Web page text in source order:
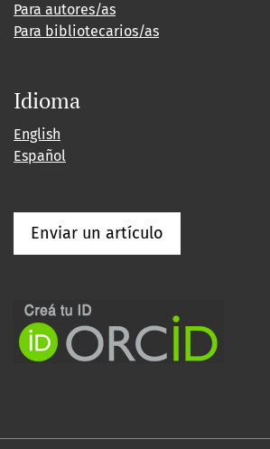
Para autores/as
Para bibliotecarios/as
Idioma
English
Español
Enviar un artículo